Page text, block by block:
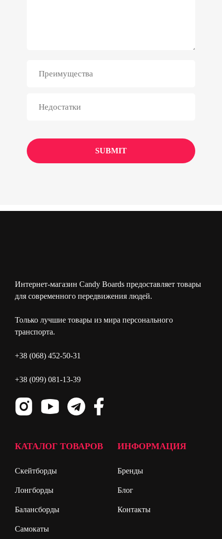
Интернет-магазин Candy Boards предоставляет товары
для современного передвижения людей.
Только лучшие товары из мира персонального
транспорта.
+38 (068) 452-50-31
+38 (099) 081-13-39
КАТАЛОГ ТОВАРОВ
Скейтборды
Лонгборды
Балансборды
Самокаты
ИНФОРМАЦИЯ
Бренды
Блог
Контакты